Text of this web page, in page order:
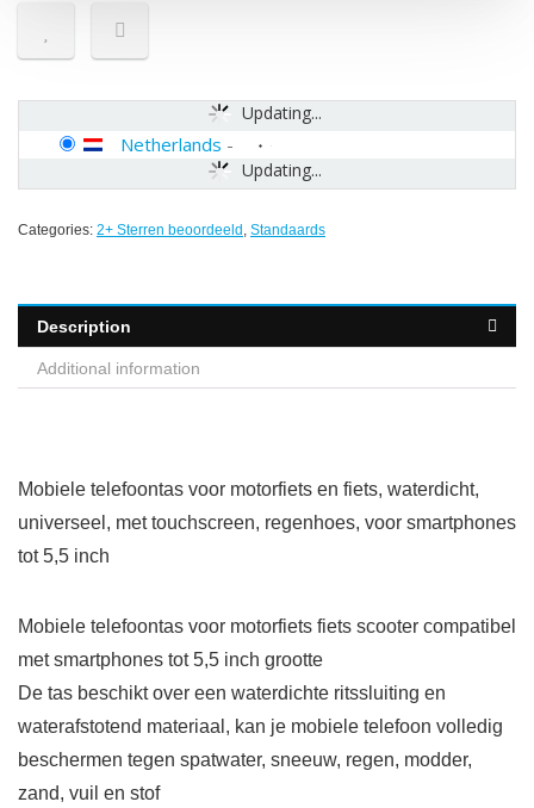
Updating...
Updating...
Netherlands -
Categories: 2+ Sterren beoordeeld , Standaards
Description
Additional information
Mobiele telefoontas voor motorfiets en fiets, waterdicht,
universeel, met touchscreen, regenhoes, voor smartphones
tot 5,5 inch
Mobiele telefoontas voor motorfiets fiets scooter compatibel
met smartphones tot 5,5 inch grootte
De tas beschikt over een waterdichte ritssluiting en
waterafstotend materiaal, kan je mobiele telefoon volledig
beschermen tegen spatwater, sneeuw, regen, modder,
zand, vuil en stof